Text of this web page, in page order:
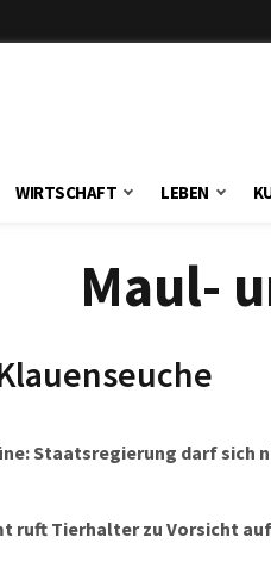
WIRTSCHAFT LEBEN
Maul-
Staatsregierung darf sich
ruft Tierhalter zu Vorsicht auf